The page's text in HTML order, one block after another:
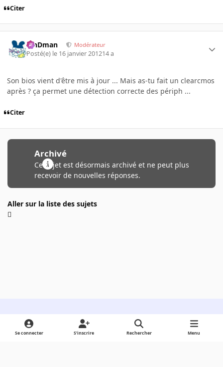
Citer
RinDman Modérateur
Posté(e) le 16 janvier 201214 a
Son bios vient d'être mis à jour ... Mais as-tu fait un clearcmos
après ? ça permet une détection correcte des périph ...
Citer
Archivé
Ce sujet est désormais archivé et ne peut plus
recevoir de nouvelles réponses.
Aller sur la liste des sujets
Light ModeDark ModeSystem Preference
Se connecter S’inscrire Rechercher Menu